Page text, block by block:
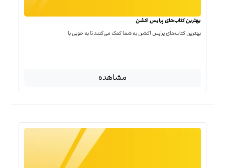
بهترین کتاب‌‌های پرایس اکشن
بهترین کتاب‌‌های پرایس اکشن به شما کمک می‌کنند تا به خوبی با
مشاهده